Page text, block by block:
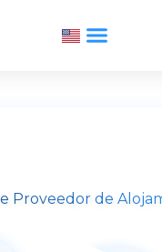
Proveedor de